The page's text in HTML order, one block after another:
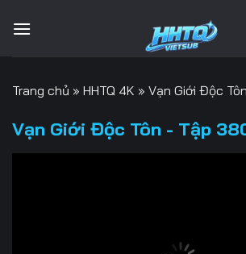
qua
Trang chủ » HHTQ 4K » Vạn Giới Độc Tôn
Vạn Giới Độc Tôn - Tập